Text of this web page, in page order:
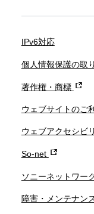
IPv6対応
個人情報保護の取
著作権・商標
ウェブサイトのご
ウェブアクセシビ
So-net
ソニーネットワー
障害・メンテナン